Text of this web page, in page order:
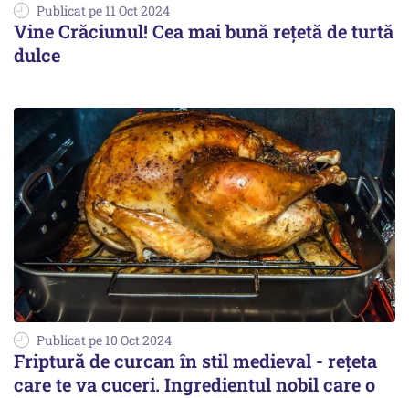
Publicat pe 11 Oct 2024
Vine Crăciunul! Cea mai bună rețetă de turtă
dulce
Publicat pe 10 Oct 2024
Friptură de curcan în stil medieval - rețeta
care te va cuceri. Ingredientul nobil care o